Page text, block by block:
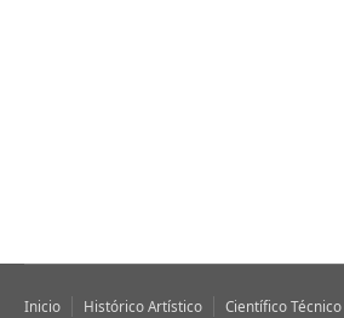
Inicio Histórico Artístico Científico Técnico